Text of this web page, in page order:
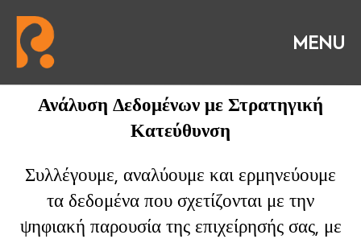
Ανάλυση Δεδομένων με Στρατηγική
Κατεύθυνση
Συλλέγουμε, αναλύουμε και ερμηνεύουμε
τα δεδομένα που σχετίζονται με την
ψηφιακή παρουσία της επιχείρησής σας, με